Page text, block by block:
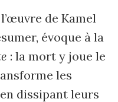
de Kamel
évoque à la
: la mort y joue le
les
dissipant leurs